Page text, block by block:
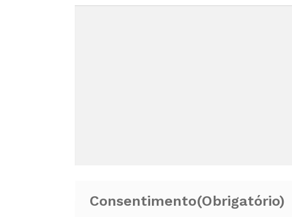
Consentimento(Obrigatório)